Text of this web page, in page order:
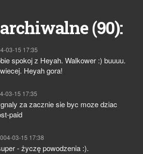
(90):
03-15 17:35
spokoj z Heyah. Walkower :) buuuu.
Heyah gora!
03-15 17:35
za zacznie sie byc moze dziac
paid
03-15 17:38
- życzę powodzenia :).